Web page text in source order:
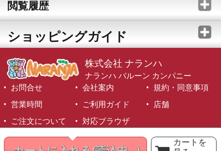
カートを
閲覧履歴
ショッピングガイド
株式会社 ナランハ
ナランハ バルーン カンパニー
お問合せ
会社案内
規約・同意事項
営業時間
ご利用ガイド
店舗
ご注文について
対応ブラウザ
©1999-2026 NARANJA Inc. All Rights Reserved.